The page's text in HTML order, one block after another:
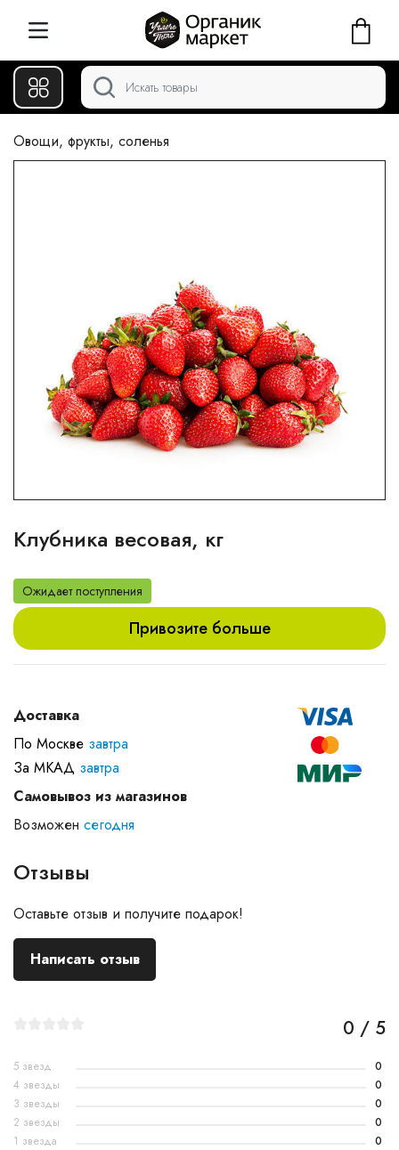
Овощи, фрукты, соленья
Клубника весовая, кг
Ожидает поступления
Привозите больше
Доставка
По Москве завтра
За МКАД завтра
Самовывоз из магазинов
Возможен сегодня
Отзывы
Оставьте отзыв и получите подарок!
Написать отзыв
0 / 5
5 звезд
0
4 звезды
0
3 звезды
0
2 звезды
0
1 звезда
0